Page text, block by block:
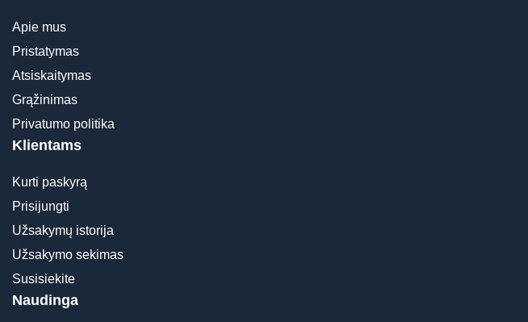
Apie mus
Pristatymas
Atsiskaitymas
Grąžinimas
Privatumo politika
Klientams
Kurti paskyrą
Prisijungti
Užsakymų istorija
Užsakymo sekimas
Susisiekite
Naudinga